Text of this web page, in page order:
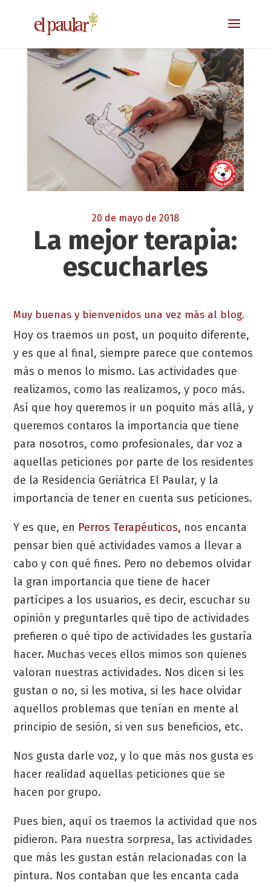
20 de mayo de 2018
La mejor terapia:
escucharles
Muy buenas y bienvenidos una vez más al blog.
Hoy os traemos un post, un poquito diferente,
y es que al final, siempre parece que contemos
más o menos lo mismo. Las actividades que
realizamos, como las realizamos, y poco más.
Así que hoy queremos ir un poquito más allá, y
queremos contaros la importancia que tiene
para nosotros, como profesionales, dar voz a
aquellas peticiones por parte de los residentes
de la Residencia Geriátrica El Paular, y la
importancia de tener en cuenta sus peticiones.
Y es que, en Perros Terapéuticos, nos encanta
pensar bien qué actividades vamos a llevar a
cabo y con qué fines. Pero no debemos olvidar
la gran importancia que tiene de hacer
partícipes a los usuarios, es decir, escuchar su
opinión y preguntarles qué tipo de actividades
prefieren o qué tipo de actividades les gustaría
hacer. Muchas veces ellos mimos son quienes
valoran nuestras actividades. Nos dicen si les
gustan o no, si les motiva, si les hace olvidar
aquellos problemas que tenían en mente al
principio de sesión, si ven sus beneficios, etc.
Nos gusta darle voz, y lo que más nos gusta es
hacer realidad aquellas peticiones que se
hacen por grupo.
Pues bien, aquí os traemos la actividad que nos
pidieron. Para nuestra sorpresa, las actividades
que más les gustan están relacionadas con la
pintura. Nos contaban que les encanta cada